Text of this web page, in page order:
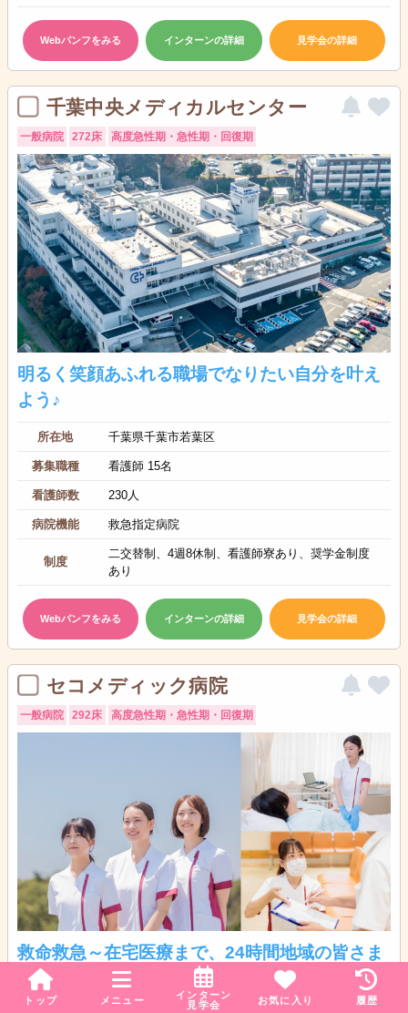
トップ メニュー
インターン
見学会
お気に入り 履歴
Webパンフをみる インターンの詳細 見学会の詳細
千葉中央メディカルセンター
一般病院 272床 高度急性期・急性期・回復期
明るく笑顔あふれる職場でなりたい自分を叶え
よう♪
所在地 千葉県千葉市若葉区
募集職種 看護師 15名
看護師数 230人
病院機能 救急指定病院
制度
二交替制、4週8休制、看護師寮あり、奨学金制度
あり
Webパンフをみる インターンの詳細 見学会の詳細
セコメディック病院
一般病院 292床 高度急性期・急性期・回復期
救命救急～在宅医療まで、24時間地域の皆さま
を支えます